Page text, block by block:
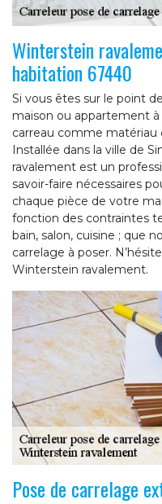
Winterstein
habitation 67440
Si vous êtes sur le point
maison ou appartement à
carreau comme
Installée dans la ville de
ravalement est un
savoir-faire nécessaires
chaque pièce de votre
fonction des contraintes
bain, salon, cuisine ; que
carrelage à poser.
Winterstein ravalement.
Pose de carrelage